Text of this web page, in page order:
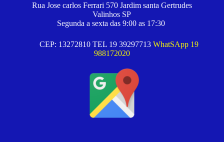
Rua Jose carlos Ferrari 570 Jardim santa Gertrudes
Valinhos SP
Segunda a sexta das 9:00 as 17:30
CEP: 13272810 TEL 19 39297713 WhatSApp 19
988172020